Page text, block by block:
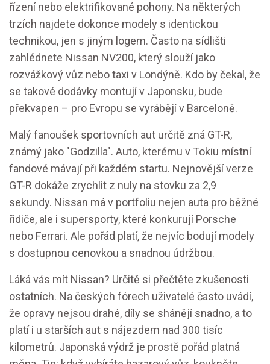
řízení nebo elektrifikované pohony. Na některých
trzích najdete dokonce modely s identickou
technikou, jen s jiným logem. Často na sídlišti
zahlédnete Nissan NV200, který slouží jako
rozvážkový vůz nebo taxi v Londýně. Kdo by čekal, že
se takové dodávky montují v Japonsku, bude
překvapen – pro Evropu se vyrábějí v Barceloně.
Malý fanoušek sportovních aut určitě zná GT-R,
známý jako "Godzilla". Auto, kterému v Tokiu místní
fandové mávají při každém startu. Nejnovější verze
GT-R dokáže zrychlit z nuly na stovku za 2,9
sekundy. Nissan má v portfoliu nejen auta pro běžné
řidiče, ale i supersporty, které konkurují Porsche
nebo Ferrari. Ale pořád platí, že nejvíc bodují modely
s dostupnou cenovkou a snadnou údržbou.
Láká vás mít Nissan? Určitě si přečtěte zkušenosti
ostatních. Na českých fórech uživatelé často uvádí,
že opravy nejsou drahé, díly se shánějí snadno, a to
platí i u starších aut s nájezdem nad 300 tisíc
kilometrů. Japonská výdrž je prostě pořád platná